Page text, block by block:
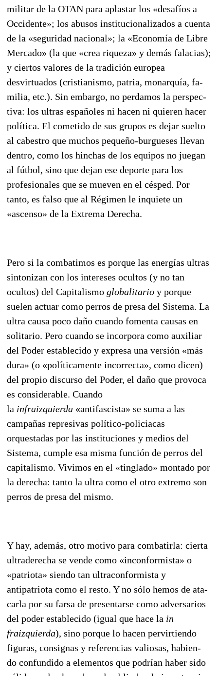
militar de la OTAN para aplastar los «desafíos a
Occidente»; los abusos institucionalizados a cuenta
de la «seguridad nacional»; la «Econo­mía de Libre
Mercado» (la que «crea riqueza» y demás falacias);
y ciertos valores de la tradición euro­­pea
desvirtuados (cristianismo, patria, monarquía, fa­
milia, etc.). Sin embargo, no perdamos la perspec­
tiva: los ultras españoles ni hacen ni quieren ha­cer
política. El cometido de sus grupos es dejar suelto
al cabestro que muchos pequeño-burgueses llevan
dentro, como los hinchas de los equipos no juegan
al fútbol, sino que dejan ese deporte para los
profesionales que se mueven en el césped. Por
tanto, es falso que al Régimen le inquiete un
«ascenso» de la Extrema Derecha.
Pero si la combatimos es porque las energías ultras
sintonizan con los intereses ocultos (y no tan
ocultos) del Capitalismo globalitario y porque
suelen actuar como perros de presa del Sistema. La
ultra causa poco daño cuando fomenta causas en
solitario. Pero cuando se in­corpora como auxiliar
del Poder establecido y expresa una versión «más
dura» (o «políticamente incorrecta», co­mo di­cen)
del propio discurso del Poder, el daño que provoca
es considerable. Cuando
la infraizquierda «antifascista» se suma a las
campa­ñas represivas político-poli­ciacas
orquestadas por las institucio­nes y medios del
Sistema, cumple esa misma fun­ción de perros del
capitalismo. Vivimos en el «tin­glado» montado por
la derecha: tanto la ultra como el otro extremo son
perros de presa del mismo.
Y hay, además, otro motivo para combatirla: cierta
ultraderecha se vende como «incon­formista» o
«patrio­ta» siendo tan ultraconformista y
antipatriota como el resto. Y no sólo hemos de ata­
carla por su farsa de presentarse como adversarios
del poder establecido (igual que hace la in
fraizquier­da), si­no porque lo hacen pervirtiendo
figuras, consig­nas y referencias valiosas, ha­bien­
do confundi­do a elementos que po­drían haber sido